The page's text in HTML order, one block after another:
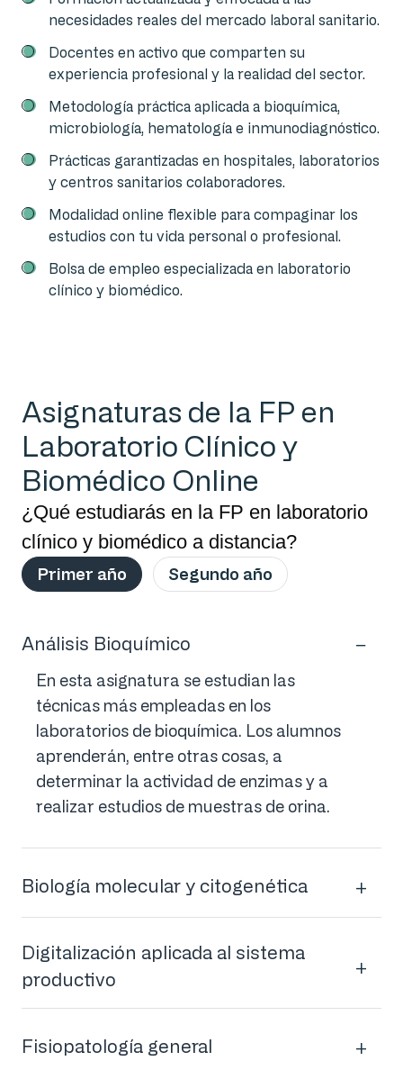
necesidades reales del mercado laboral sanitario.
Docentes en activo que comparten su
experiencia profesional y la realidad del sector.
Metodología práctica aplicada a bioquímica,
microbiología, hematología e inmunodiagnóstico.
Prácticas garantizadas en hospitales, laboratorios
y centros sanitarios colaboradores.
Modalidad online flexible para compaginar los
estudios con tu vida personal o profesional.
Bolsa de empleo especializada en laboratorio
clínico y biomédico.
Asignaturas de la FP en
Laboratorio Clínico y
Biomédico Online
¿Qué estudiarás en la FP en laboratorio
clínico y biomédico a distancia?
Primer año
Análisis Bioquímico
En esta asignatura se estudian las
técnicas más empleadas en los
laboratorios de bioquímica. Los alumnos
aprenderán, entre otras cosas, a
determinar la actividad de enzimas y a
realizar estudios de muestras de orina.
Biología molecular y citogenética
Digitalización aplicada al sistema
productivo
Fisiopatología general
Segundo año